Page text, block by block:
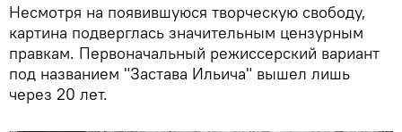
Несмотря на появившуюся творческую свободу,
картина подверглась значительным цензурным
правкам. Первоначальный режиссерский вариант
под названием "Застава Ильича" вышел лишь
через 20 лет.